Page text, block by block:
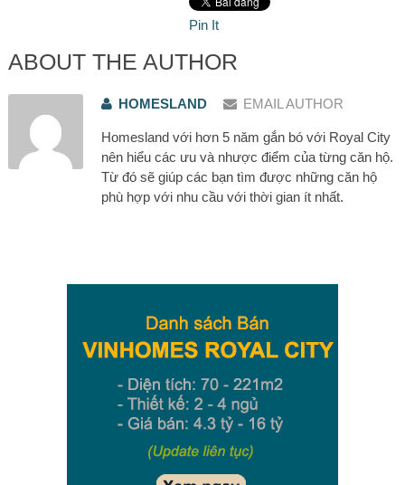
Pin It
ABOUT THE AUTHOR
HOMESLAND EMAIL AUTHOR
Homesland với hơn 5 năm gắn bó với Royal City
nên hiểu các ưu và nhược điểm của từng căn hộ.
Từ đó sẽ giúp các bạn tìm được những căn hộ
phù hợp với nhu cầu với thời gian ít nhất.